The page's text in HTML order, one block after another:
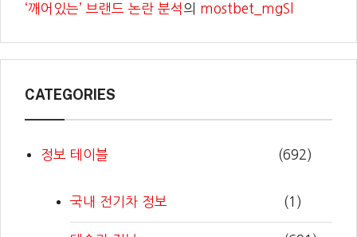
‘깨어있는’ 브랜드 논란 분석의 mostbet_mgSl
CATEGORIES
정보 테이블 (692)
국내 전기차 정보 (1)